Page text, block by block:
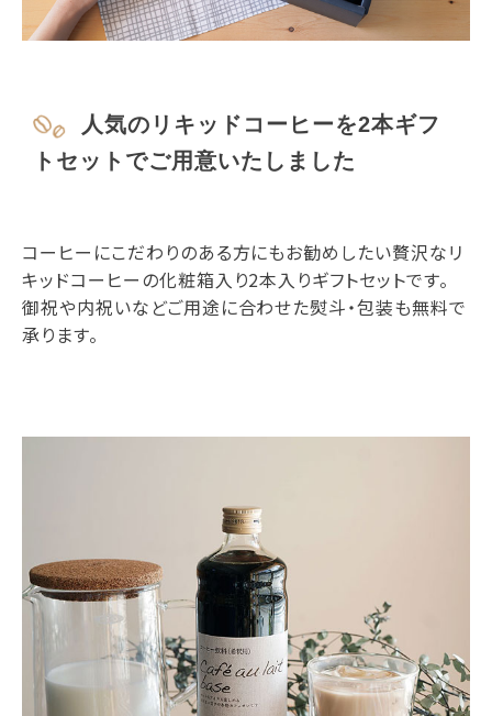
人気のリキッドコーヒーを2本ギフ
トセットでご用意いたしました
コーヒーにこだわりのある方にもお勧めしたい贅沢なリ
キッドコーヒーの化粧箱入り2本入りギフトセットです。
御祝や内祝いなどご用途に合わせた熨斗・包装も無料で
承ります。